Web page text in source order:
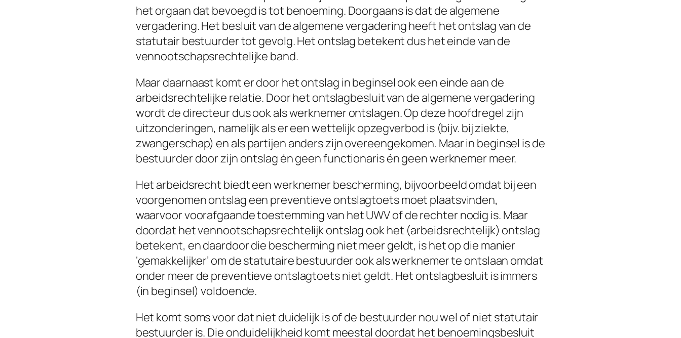
het orgaan dat bevoegd is tot benoeming. Doorgaans is dat de algemene
vergadering. Het besluit van de algemene vergadering heeft het ontslag van de
statutair bestuurder tot gevolg. Het ontslag betekent dus het einde van de
vennootschapsrechtelijke band.
Maar daarnaast komt er door het ontslag in beginsel ook een einde aan de
arbeidsrechtelijke relatie. Door het ontslagbesluit van de algemene vergadering
wordt de directeur dus ook als werknemer ontslagen. Op deze hoofdregel zijn
uitzonderingen, namelijk als er een wettelijk opzegverbod is (bijv. bij ziekte,
zwangerschap) en als partijen anders zijn overeengekomen. Maar in beginsel is de
bestuurder door zijn ontslag én geen functionaris én geen werknemer meer.
Het arbeidsrecht biedt een werknemer bescherming, bijvoorbeeld omdat bij een
voorgenomen ontslag een preventieve ontslagtoets moet plaatsvinden,
waarvoor voorafgaande toestemming van het UWV of de rechter nodig is. Maar
doordat het vennootschapsrechtelijk ontslag ook het (arbeidsrechtelijk) ontslag
betekent, en daardoor die bescherming niet meer geldt, is het op die manier
‘gemakkelijker’ om de statutaire bestuurder ook als werknemer te ontslaan omdat
onder meer de preventieve ontslagtoets niet geldt. Het ontslagbesluit is immers
(in beginsel) voldoende.
Het komt soms voor dat niet duidelijk is of de bestuurder nou wel of niet statutair
bestuurder is. Die onduidelijkheid komt meestal doordat het benoemingsbesluit